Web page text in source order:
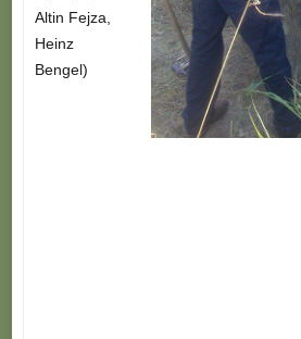
Altin Fejza,
Heinz
Bengel)